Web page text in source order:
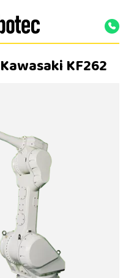
KF262